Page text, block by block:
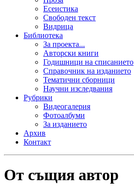
Есеистика
Свободен текст
Видрица
Библиотека
За проекта...
Авторски книги
Годишници на списанието
Справочник на изданието
Тематични сборници
Научни изследвания
Рубрики
Видеогалерия
Фотоалбуми
За изданието
Архив
Контакт
От същия автор